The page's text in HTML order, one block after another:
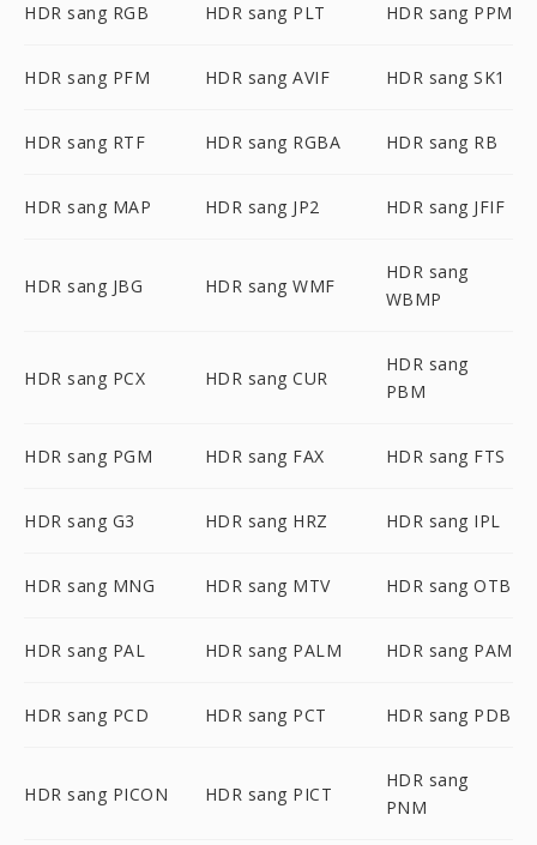
HDR sang RGB HDR sang PLT HDR sang PPM
HDR sang PFM HDR sang AVIF HDR sang SK1
HDR sang RTF HDR sang RGBA HDR sang RB
HDR sang MAP HDR sang JP2 HDR sang JFIF
HDR sang JBG HDR sang WMF
HDR sang
WBMP
HDR sang PCX HDR sang CUR
HDR sang
PBM
HDR sang PGM HDR sang FAX HDR sang FTS
HDR sang G3 HDR sang HRZ HDR sang IPL
HDR sang MNG HDR sang MTV HDR sang OTB
HDR sang PAL HDR sang PALM HDR sang PAM
HDR sang PCD HDR sang PCT HDR sang PDB
HDR sang PICON HDR sang PICT
HDR sang
PNM